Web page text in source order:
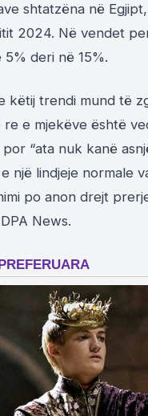
shtatzëna në
2024. Në vendet
5% deri në 15%.
këtij trendi mund të
re e mjekëve është
por “ata nuk kanë
një lindjeje normale
po anon drejt
DPA News.